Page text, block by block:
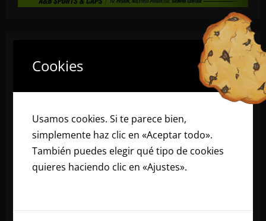
Cookies
Usamos cookies. Si te parece bien,
simplemente haz clic en «Aceptar todo».
También puedes elegir qué tipo de cookies
quieres haciendo clic en «Ajustes».